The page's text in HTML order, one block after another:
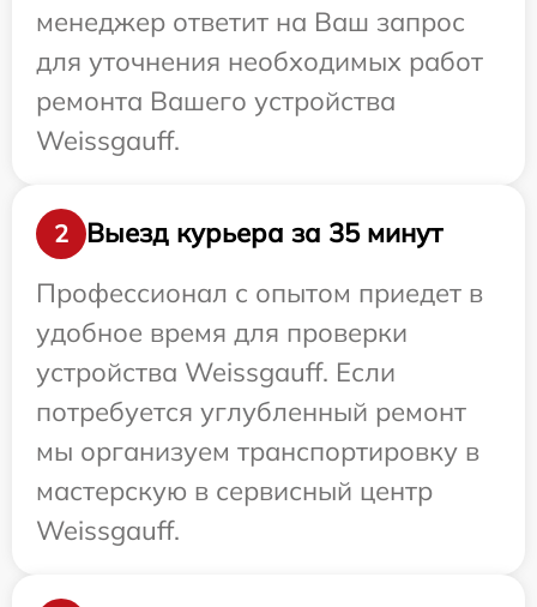
менеджер ответит на Ваш запрос
для уточнения необходимых работ
ремонта Вашего устройства
Weissgauff.
2
Выезд курьера за 35 минут
Профессионал с опытом приедет в
удобное время для проверки
устройства Weissgauff. Если
потребуется углубленный ремонт
мы организуем транспортировку в
мастерскую в сервисный центр
Weissgauff.